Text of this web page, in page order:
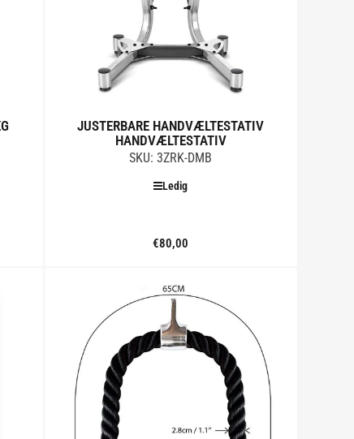
JUSTERBARE HANDVÆLTESTATIV
HANDVÆLTESTATIV
SKU: 3ZRK-DMB
Ledig
Standard
€80,00
Tilføj til kurv